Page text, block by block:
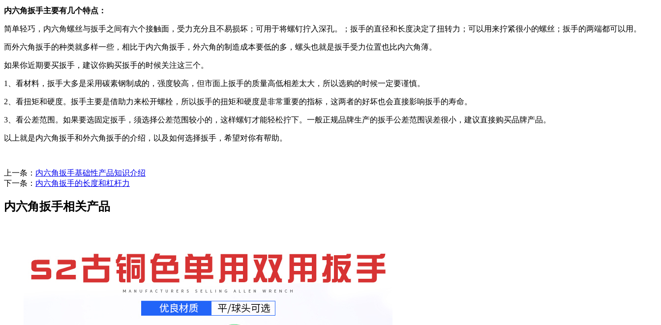
内六角扳手主要有几个特点：
简单轻巧，内六角螺丝与扳手之间有六个接触面，受力充分且不易损坏；可用于将螺钉拧入深孔。；扳手的直径和长度决定了扭转力；可以用来拧紧很小的螺丝；扳手的两端都可以用。
而外六角扳手的种类就多样一些，相比于内六角扳手，外六角的制造成本要低的多，螺头也就是扳手受力位置也比内六角薄。
如果你近期要买扳手，建议你购买扳手的时候关注这三个。
1、看材料，扳手大多是采用碳素钢制成的，强度较高，但市面上扳手的质量高低相差太大，所以选购的时候一定要谨慎。
2、看扭矩和硬度。扳手主要是借助力来松开螺栓，所以扳手的扭矩和硬度是非常重要的指标，这两者的好坏也会直接影响扳手的寿命。
3、看公差范围。如果要选固定扳手，须选择公差范围较小的，这样螺钉才能轻松拧下。一般正规品牌生产的扳手公差范围误差很小，建议直接购买品牌产品。
以上就是内六角扳手和外六角扳手的介绍，以及如何选择扳手，希望对你有帮助。
上一条： 内六角扳手基础性产品知识介绍
下一条： 内六角扳手的长度和杠杆力
内六角扳手相关产品